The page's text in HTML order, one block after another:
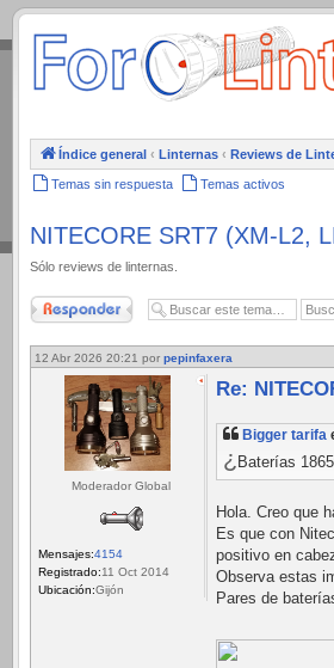
.
Índice general ‹ Linternas ‹ Reviews de
Temas sin respuesta Temas activos
NITECORE SRT7 (XM-L2,
Sólo reviews de linternas.
Responder
12 Abr 2026 20:21 por pepinfaxera
Moderador Global
Mensajes:4154
Registrado:11 Oct 2014
Ubicación:Gijón
Re:
Bigger tarifa
¿ Baterías
Hola. Creo que
Es que con
positivo en
Observa estas
Pares de